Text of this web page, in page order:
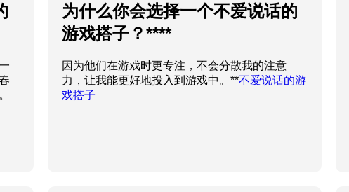
为什么你会选择一个不爱说话的
游戏搭子？****
因为他们在游戏时更专注，不会分散我的注意
力，让我能更好地投入到游戏中。**不爱说话的游
戏搭子